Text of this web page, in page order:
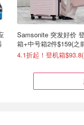
Samsonite 突发好价
箱+中号箱2件$159(之
价$434)